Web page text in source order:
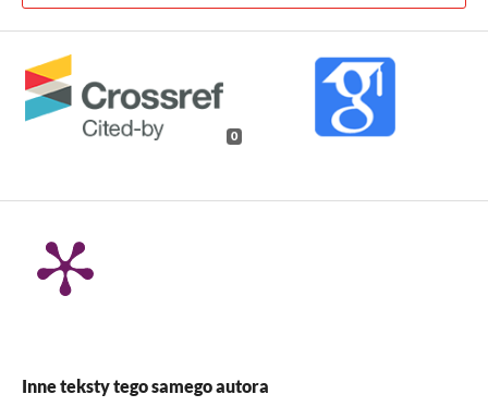
0
Inne teksty tego samego autora